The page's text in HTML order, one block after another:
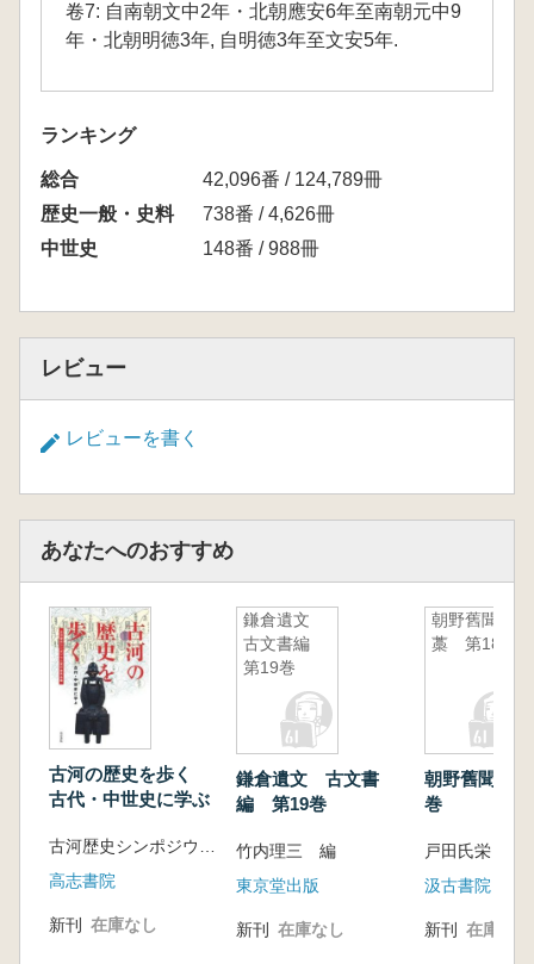
卷7: 自南朝文中2年・北朝應安6年至南朝元中9
年・北朝明徳3年, 自明徳3年至文安5年.
ランキング
総合
42,096番 / 124,789冊
歴史一般・史料
738番 / 4,626冊
中世史
148番 / 988冊
レビュー
レビューを書く
あなたへのおすすめ
古河の歴史を歩く
古代・中世史に学ぶ
古河歴史シンポジウム実行委員会 編
高志書院
新刊 在庫なし
鎌倉遺文
古文書編
第19巻
鎌倉遺文 古文書
編 第19巻
竹内理三 編
東京堂出版
新刊 在庫なし
朝野舊聞袻
藁 第18巻
朝野舊聞袻
巻
戸田氏栄 [ほ
汲古書院
新刊 在庫なし